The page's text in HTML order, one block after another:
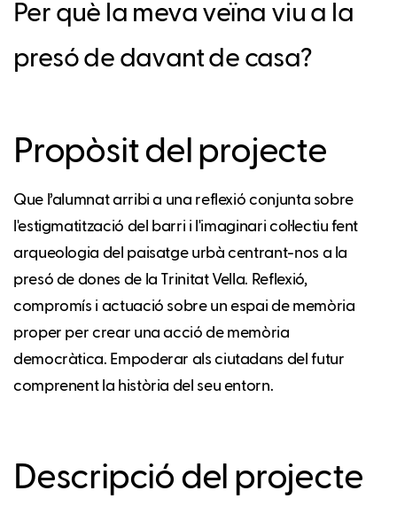
Per què la meva veïna viu a la
presó de davant de casa?
Propòsit del projecte
Que l’alumnat arribi a una reflexió conjunta sobre
l'estigmatització del barri i l'imaginari col·lectiu fent
arqueologia del paisatge urbà centrant-nos a la
presó de dones de la Trinitat Vella. Reflexió,
compromís i actuació sobre un espai de memòria
proper per crear una acció de memòria
democràtica. Empoderar als ciutadans del futur
comprenent la història del seu entorn.
Descripció del projecte